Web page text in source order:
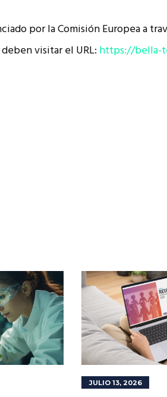
por la Comisión Europea a
visitar el URL: https://bella-
JULIO 13, 2026